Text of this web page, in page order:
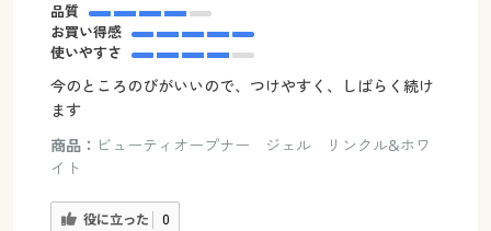
品質
お買い得感
使いやすさ
今のところのびがいいので、つけやすく、しばらく続け
ます
商品： ビューティオープナー ジェル リンクル&ホワ
イト
役に立った 0